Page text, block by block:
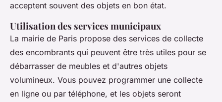
acceptent souvent des objets en bon état.
Utilisation des services municipaux
La mairie de Paris propose des services de collecte
des encombrants qui peuvent être très utiles pour se
débarrasser de meubles et d'autres objets
volumineux. Vous pouvez programmer une collecte
en ligne ou par téléphone, et les objets seront